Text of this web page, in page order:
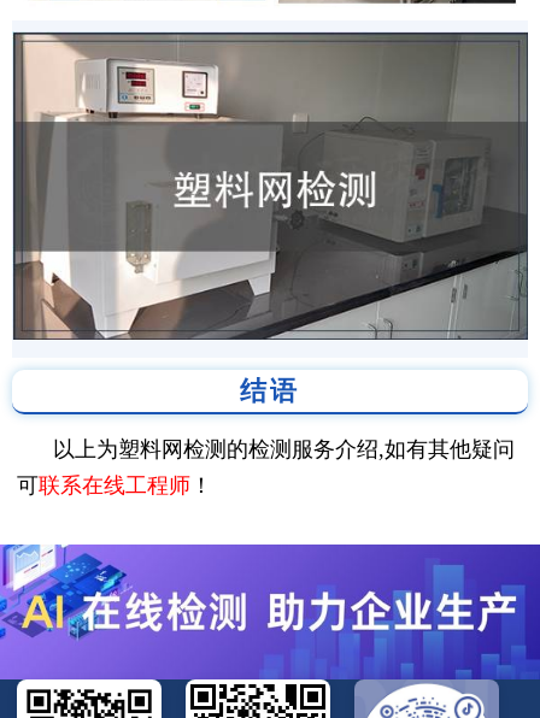
结语
以上为塑料网检测的检测服务介绍,如有其他疑问
可联系在线工程师 ！